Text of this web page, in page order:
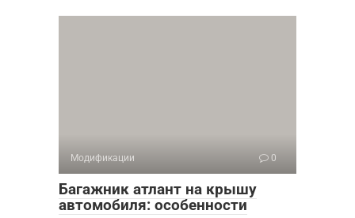
Модификации 0
Багажник атлант на крышу
автомобиля: особенности